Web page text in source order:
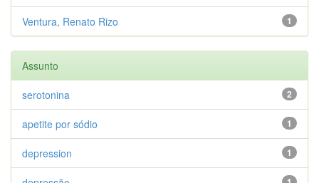
1
Ventura, Renato Rizo
Assunto
2
serotonina
1
apetite por sódio
1
depression